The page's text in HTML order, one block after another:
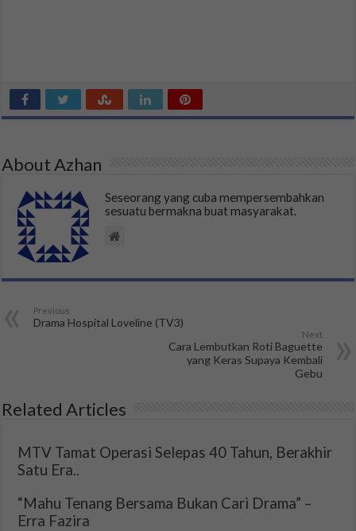
About Azhan
Seseorang yang cuba mempersembahkan
sesuatu bermakna buat masyarakat.
Previous
Drama Hospital Loveline (TV3)
Next
Cara Lembutkan Roti Baguette
yang Keras Supaya Kembali
Gebu
Related Articles
MTV Tamat Operasi Selepas 40 Tahun, Berakhir
Satu Era..
“Mahu Tenang Bersama Bukan Cari Drama” –
Erra Fazira